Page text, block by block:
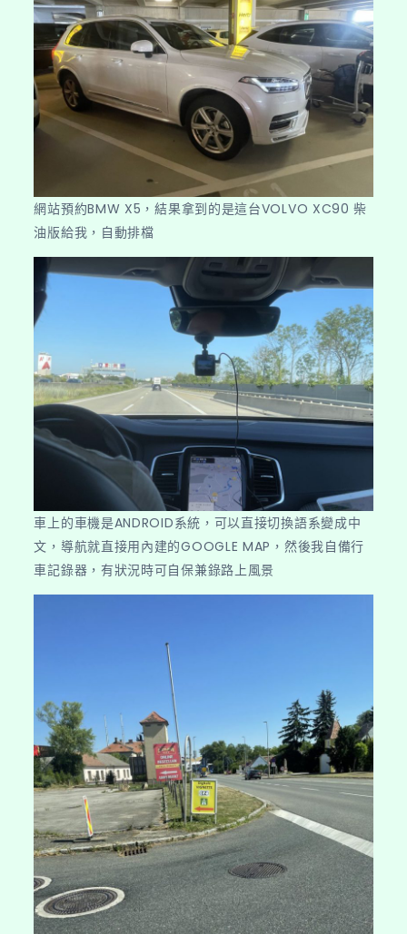
網站預約BMW X5，結果拿到的是這台VOLVO XC90 柴
油版給我，自動排檔
車上的車機是ANDROID系統，可以直接切換語系變成中
文，導航就直接用內建的GOOGLE MAP，然後我自備行
車記錄器，有狀況時可自保兼錄路上風景